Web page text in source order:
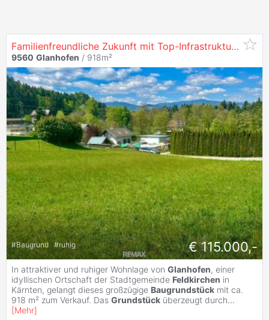
Familienfreundliche Zukunft mit Top-Infrastruktur -
9560 Glanhofen / 918m²
#Baugrund #ruhig € 115.000,-
In attraktiver und ruhiger Wohnlage von Glanhofen, einer
idyllischen Ortschaft der Stadtgemeinde Feldkirchen in
Kärnten, gelangt dieses großzügige Baugrundstück mit ca.
918 m² zum Verkauf. Das Grundstück überzeugt durch...
[Mehr]